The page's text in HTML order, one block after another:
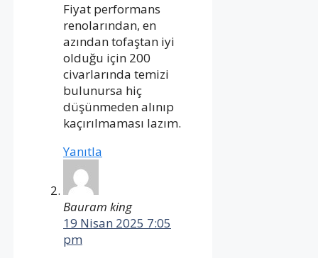
Fiyat performans
renolarından, en
azından tofaştan iyi
olduğu için 200
civarlarında temizi
bulunursa hiç
düşünmeden alınıp
kaçırılmaması lazım.
Yanıtla
Bauram king
19 Nisan 2025 7:05
pm